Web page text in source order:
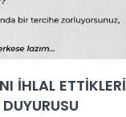
İHLAL ETTİKLERİ